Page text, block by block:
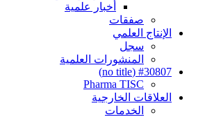
أخبار علمية
صفقات
الإنتاج العلمي
سجل
المنشورات العلمية
#30807 (no title)
Pharma TISC
العلاقات الخارجية
الخدمات